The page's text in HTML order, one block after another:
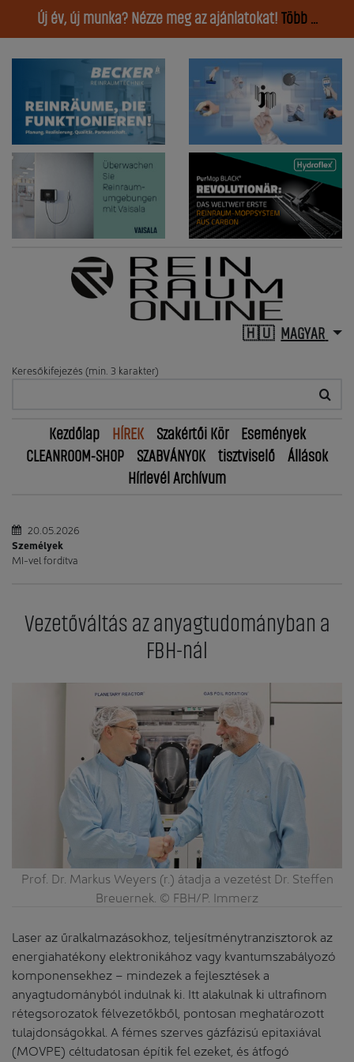
Új év, új munka? Nézze meg az ajánlatokat! Több ...
MAGYAR
Keresőkifejezés (min. 3 karakter)
Kezdőlap HÍREK Szakértői Kör
Események
CLEANROOM-SHOP
SZABVÁNYOK tisztviselő
Állások
Hírlevél Archívum
20.05.2026
Személyek
MI-vel fordítva
Vezetőváltás az anyagtudományban a
FBH-nál
Prof. Dr. Markus Weyers (r.) átadja a vezetést Dr. Steffen
Breuernek. © FBH/P. Immerz
Laser az űralkalmazásokhoz, teljesítménytranzisztorok az
energiahatékony elektronikához vagy kvantumszabályozó
komponensekhez – mindezek a fejlesztések a
anyagtudományból indulnak ki. Itt alakulnak ki ultrafinom
rétegsorozatok félvezetőkből, pontosan meghatározott
tulajdonságokkal. A fémes szerves gázfázisú epitaxiával
(MOVPE) céltudatosan építik fel ezeket, és átfogó